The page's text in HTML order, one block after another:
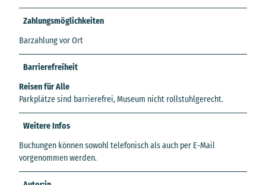
Zahlungsmöglichkeiten
Barzahlung vor Ort
Barrierefreiheit
Reisen für Alle
Parkplätze sind barrierefrei, Museum nicht rollstuhlgerecht.
Weitere Infos
Buchungen können sowohl telefonisch als auch per E-Mail
vorgenommen werden.